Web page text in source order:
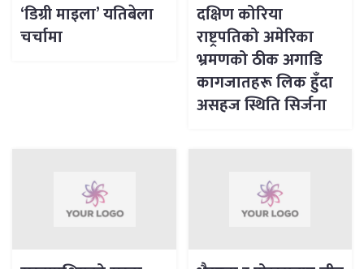
‘डिग्री माइला’ यतिबेला
चर्चामा
दक्षिण कोरिया
राष्ट्रपतिको अमेरिका
भ्रमणको ठीक अगाडि
कागजातहरू लिक हुँदा
असहज स्थिति सिर्जना